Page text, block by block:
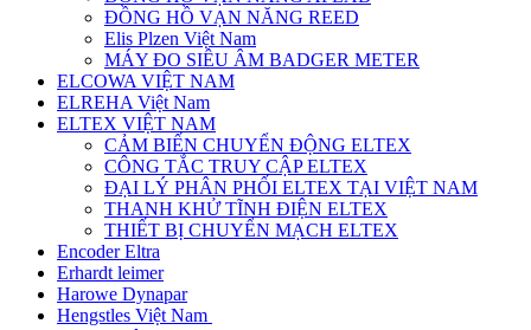
ĐỒNG HỒ VẠN NĂNG REED
Elis Plzen Việt Nam
MÁY ĐO SIÊU ÂM BADGER METER
ELCOWA VIỆT NAM
ELREHA Việt Nam
ELTEX VIỆT NAM
CẢM BIẾN CHUYỂN ĐỘNG ELTEX
CÔNG TẮC TRUY CẬP ELTEX
ĐẠI LÝ PHÂN PHỐI ELTEX TẠI VIỆT NAM
THANH KHỬ TĨNH ĐIỆN ELTEX
THIẾT BỊ CHUYỂN MẠCH ELTEX
Encoder Eltra
Erhardt leimer
Harowe Dynapar
Hengstles Việt Nam